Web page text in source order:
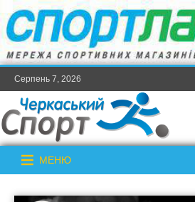
Серпень 7, 2026
МЕНЮ